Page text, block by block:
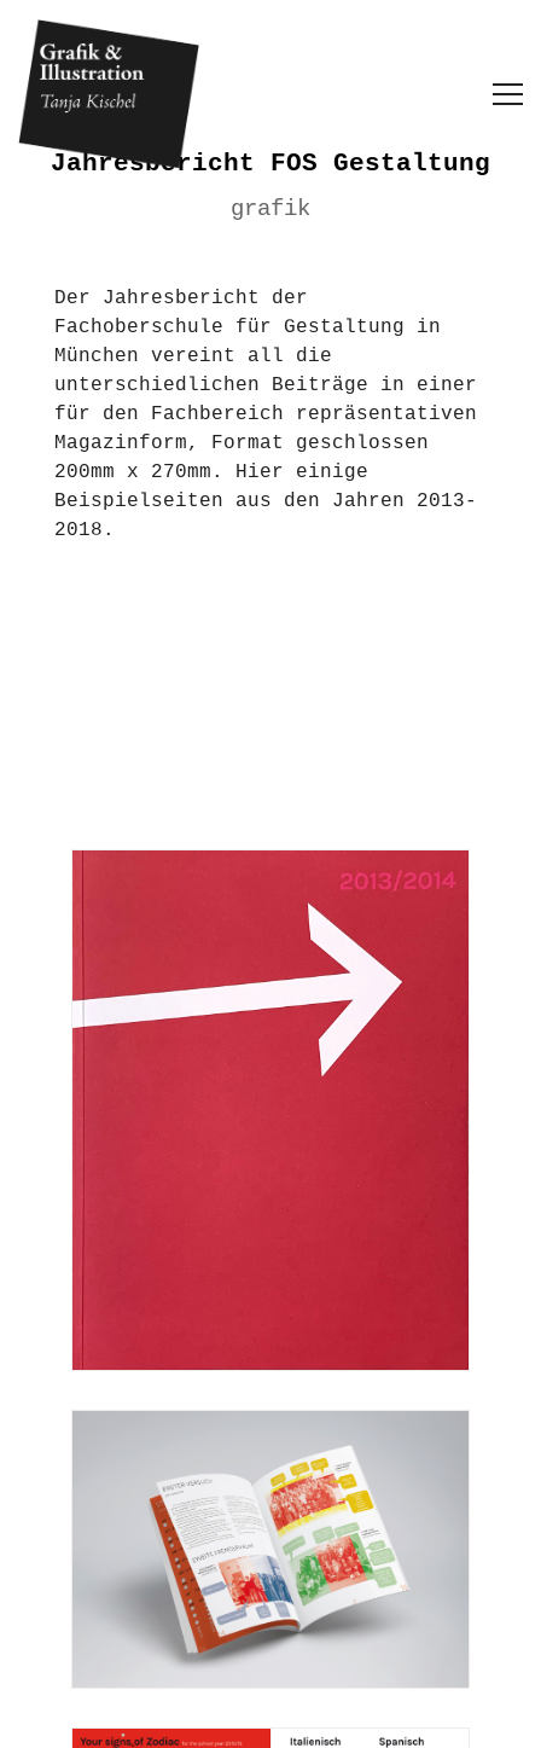
Jahresbericht FOS Gestaltung
grafik
Der Jahresbericht der
Fachoberschule für Gestaltung in
München vereint all die
unterschiedlichen Beiträge in einer
für den Fachbereich repräsentativen
Magazinform, Format geschlossen
200mm x 270mm. Hier einige
Beispielseiten aus den Jahren 2013-
2018.